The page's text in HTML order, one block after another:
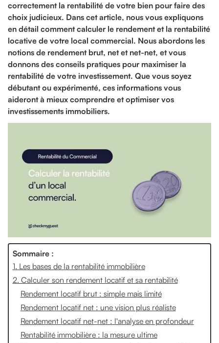
correctement la rentabilité de votre bien pour faire des
choix judicieux. Dans cet article, nous vous expliquons
en détail comment calculer le rendement et la rentabilité
locative de votre local commercial. Nous abordons les
notions de rendement brut, net et net-net, et vous
donnons des conseils pratiques pour maximiser la
rentabilité de votre investissement. Que vous soyez
débutant ou expérimenté, ces informations vous
aideront à mieux comprendre et optimiser vos
investissements immobiliers.
Sommaire :
1. Les bases de la rentabilité immobilière
2. Calculer son rendement locatif et sa rentabilité
Rendement locatif brut : simple mais limité
Rendement locatif net : une vision plus réaliste
Rendement locatif net-net : l'analyse en profondeur
Rentabilité immobilière : la mesure ultime